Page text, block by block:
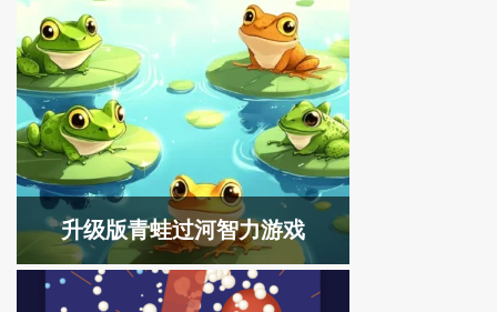
升级版青蛙过河智力游戏